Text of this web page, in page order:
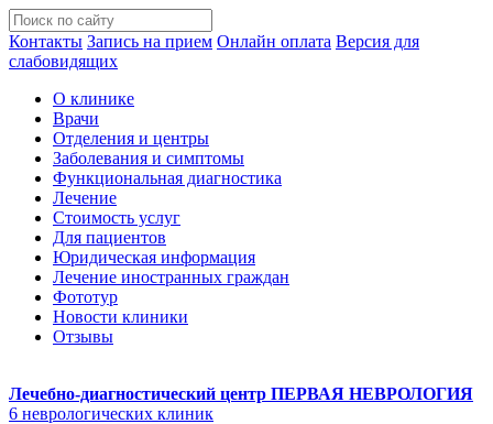
Контакты Запись на прием Онлайн оплата Версия для
слабовидящих
О клинике
Врачи
Отделения и центры
Заболевания и симптомы
Функциональная диагностика
Лечение
Стоимость услуг
Для пациентов
Юридическая информация
Лечение иностранных граждан
Фототур
Новости клиники
Отзывы
Лечебно-диагностический центр ПЕРВАЯ НЕВРОЛОГИЯ
6 неврологических клиник